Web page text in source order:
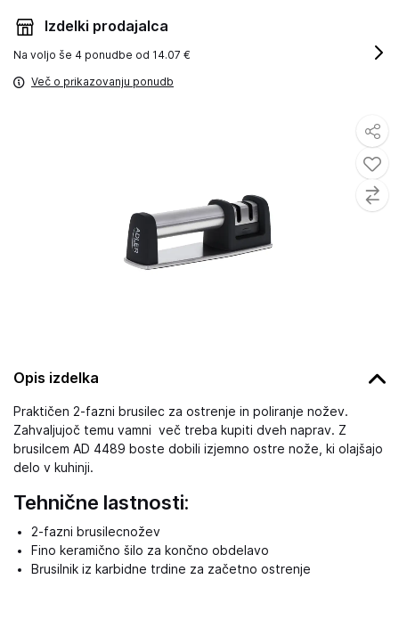
Opis izdelka
Praktičen 2-fazni brusilec za ostrenje in poliranje nožev.
Zahvaljujoč temu vamni več treba kupiti dveh naprav. Z
brusilcem AD 4489 boste dobili izjemno ostre nože, ki olajšajo
delo v kuhinji.
Tehnične lastnosti:
2-fazni brusilecnožev
Fino keramično šilo za končno obdelavo
Brusilnik iz karbidne trdine za začetno ostrenje
Izdelki prodajalca
Na voljo še 4 ponudbe od 14.07 €
Več o prikazovanju ponudb